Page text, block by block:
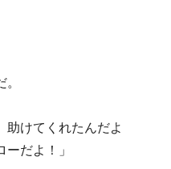
助けてくれたんだよ
だよ！」